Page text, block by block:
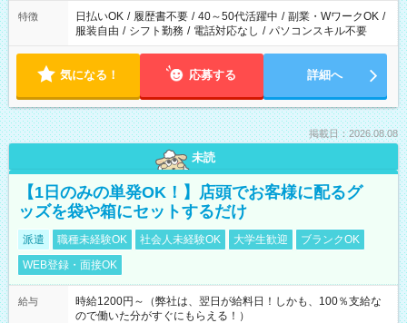
特徴 日払いOK / 履歴書不要 / 40～50代活躍中 / 副業・WワークOK /
服装自由 / シフト勤務 / 電話対応なし / パソコンスキル不要
気になる！ 応募する 詳細へ
掲載日：2026.08.08
未読
【1日のみの単発OK！】店頭でお客様に配るグ
ッズを袋や箱にセットするだけ
派遣 職種未経験OK 社会人未経験OK 大学生歓迎
ブランクOK
WEB登録・面接OK
給与
時給1200円～（弊社は、翌日が給料日！しかも、100％支給な
ので働いた分がすぐにもらえる！）